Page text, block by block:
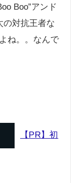
Boo”アンド
の対抗王者な
ね。。なんで
【PR】初